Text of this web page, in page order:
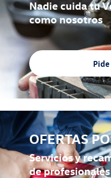
Nadie cuida tu
como nosotros
OFERTAS
Servicios y
de profesionales